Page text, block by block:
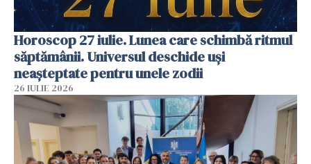
Horoscop 27 iulie. Lunea care schimbă ritmul
săptămânii. Universul deschide uși
neașteptate pentru unele zodii
26 IULIE 2026